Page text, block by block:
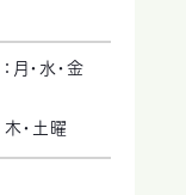
月・水・金
・土曜